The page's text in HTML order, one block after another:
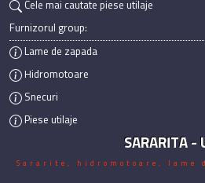
Cele mai cautate piese utilaje
Furnizorul group:
Lame de zapada
Hidromotoare
Snecuri
Piese utilaje
SARARITA -
Sararite, hidromotoare, lame